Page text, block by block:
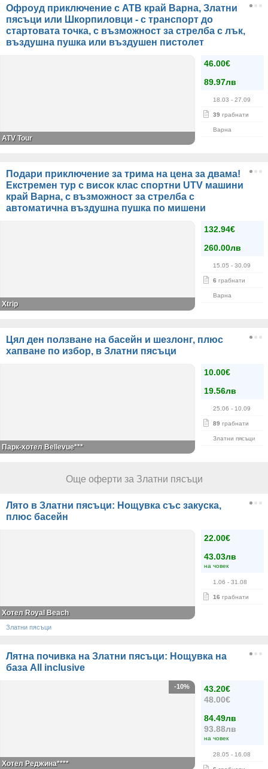
Oфроуд приключение с АТВ край Варна, Златни
пясъци или Шкорпиловци - с транспорт до
стартовата точка, с възможност за стрелба с лък,
въздушна пушка или въздушен пистолет
46.00€
89.97лв
18.03 - 27.09
39 грабнати
Варна
ATV Tour
Подари приключение за трима на цена за двама!
Екстремен тур с висок клас спортни UTV машини
край Варна, с възможност за стрелба с
автоматична въздушна пушка по мишени
132.94€
260.00лв
15.05 - 30.09
6 грабнати
Варна
Xtrip
Цял ден ползване на басейн и шезлонг, плюс
хапване по избор, в Златни пясъци
10.00€
19.56лв
25.06 - 10.09
89 грабнати
Златни пясъци
Парк-хотел Bellevue***
Още оферти за Златни пясъци
Лято в Златни пясъци: Нощувка със закуска,
плюс басейн
22.00€
43.03лв
на човек
1.06 - 31.08
16 грабнати
Хотел Royal Beach
Златни пясъци
Лятна почивка на Златни пясъци: Нощувка на
база All inclusive
43.20€
48.00€
84.49лв
93.88лв
на човек
28.05 - 16.08
-10%
Хотел Реджина****